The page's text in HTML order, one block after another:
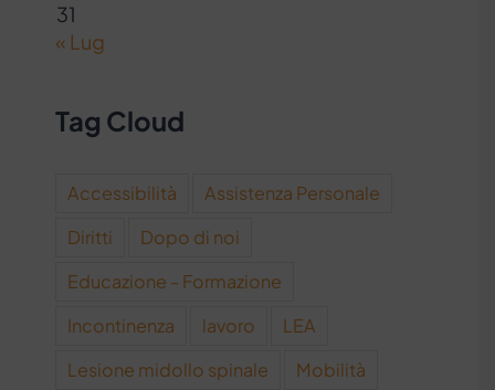
31
« Lug
Tag Cloud
Accessibilità
Assistenza Personale
Diritti
Dopo di noi
Educazione - Formazione
Incontinenza
lavoro
LEA
Lesione midollo spinale
Mobilità